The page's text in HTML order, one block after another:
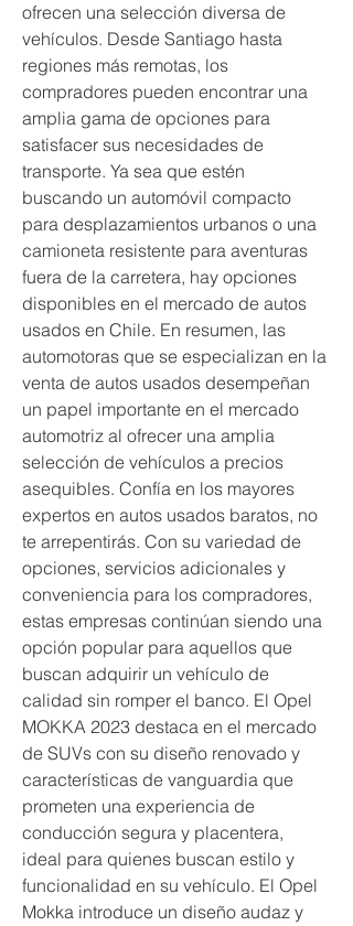
ofrecen una selección diversa de
vehículos. Desde Santiago hasta
regiones más remotas, los
compradores pueden encontrar una
amplia gama de opciones para
satisfacer sus necesidades de
transporte. Ya sea que estén
buscando un automóvil compacto
para desplazamientos urbanos o una
camioneta resistente para aventuras
fuera de la carretera, hay opciones
disponibles en el mercado de autos
usados en Chile. En resumen, las
automotoras que se especializan en la
venta de autos usados desempeñan
un papel importante en el mercado
automotriz al ofrecer una amplia
selección de vehículos a precios
asequibles. Confía en los mayores
expertos en autos usados baratos, no
te arrepentirás. Con su variedad de
opciones, servicios adicionales y
conveniencia para los compradores,
estas empresas continúan siendo una
opción popular para aquellos que
buscan adquirir un vehículo de
calidad sin romper el banco. El Opel
MOKKA 2023 destaca en el mercado
de SUVs con su diseño renovado y
características de vanguardia que
prometen una experiencia de
conducción segura y placentera,
ideal para quienes buscan estilo y
funcionalidad en su vehículo. El Opel
Mokka introduce un diseño audaz y